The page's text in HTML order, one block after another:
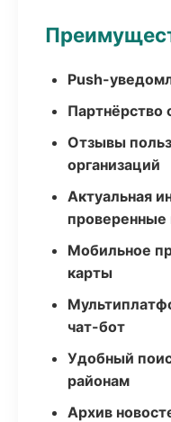
Push-
Партнёрство
Отзывы
организаций
Актуальная
проверенные
Мобильное
карты
чат-бот
Удобный
районам
Архив